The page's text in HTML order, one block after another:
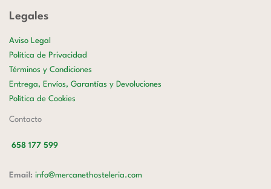
Legales
Aviso Legal
Política de Privacidad
Términos y Condiciones
Entrega, Envíos, Garantías y Devoluciones
Política de Cookies
Contacto
658 177 599
Email: info@mercanethosteleria.com